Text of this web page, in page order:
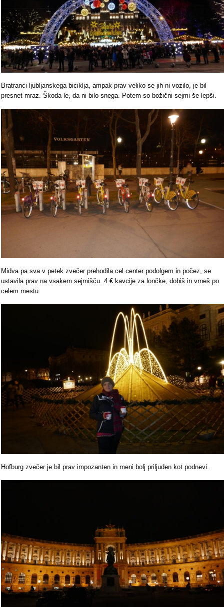
Bratranci ljubljanskega biciklja, ampak prav veliko se jih ni vozilo, je bil
presnet mraz. Škoda le, da ni bilo snega. Potem so božični sejmi še lepši.
Midva pa sva v petek zvečer prehodila cel center podolgem in počez, se
ustavila prav na vsakem sejmišču. 4 € kavcije za lončke, dobiš in vrneš po
celem mestu.
Hofburg zvečer je bil prav impozanten in meni bolj priljuden kot podnevi.